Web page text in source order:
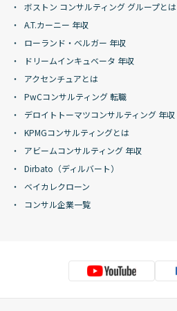
ボストン コンサルティング グループとは
A.T.カーニー 年収
ローランド・ベルガー 年収
ドリームインキュベータ 年収
アクセンチュアとは
PwCコンサルティング 転職
デロイトトーマツコンサルティング 年収
KPMGコンサルティングとは
アビームコンサルティング 年収
Dirbato（ディルバート）
ベイカレクローン
コンサル企業一覧